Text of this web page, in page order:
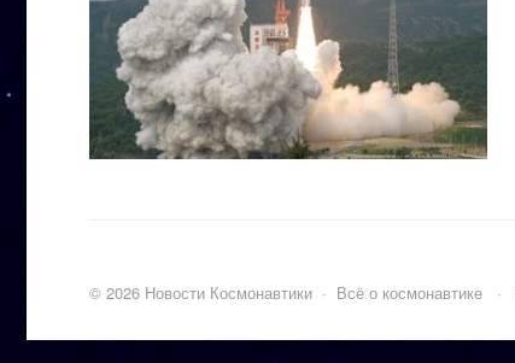
© 2026 Новости Космонавтики · Всё о космонавтике ·